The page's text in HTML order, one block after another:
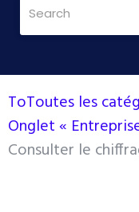
ToToutes les
Onglet «
Consulter le